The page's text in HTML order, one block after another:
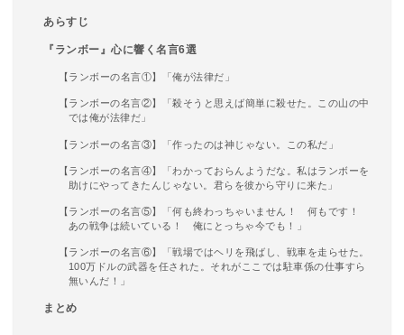
あらすじ
『ランボー』心に響く名言6選
【ランボーの名言①】「俺が法律だ」
【ランボーの名言②】「殺そうと思えば簡単に殺せた。この山の中
では俺が法律だ」
【ランボーの名言③】「作ったのは神じゃない。この私だ」
【ランボーの名言④】「わかっておらんようだな。私はランボーを
助けにやってきたんじゃない。君らを彼から守りに来た」
【ランボーの名言⑤】「何も終わっちゃいません！ 何もです！
あの戦争は続いている！ 俺にとっちゃ今でも！」
【ランボーの名言⑥】「戦場ではヘリを飛ばし、戦車を走らせた。
100万ドルの武器を任された。それがここでは駐車係の仕事すら
無いんだ！」
まとめ